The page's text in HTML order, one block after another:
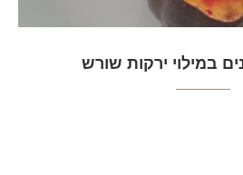
במילוי ירקות שורש